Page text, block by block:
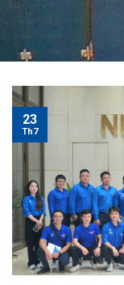
23
Th7